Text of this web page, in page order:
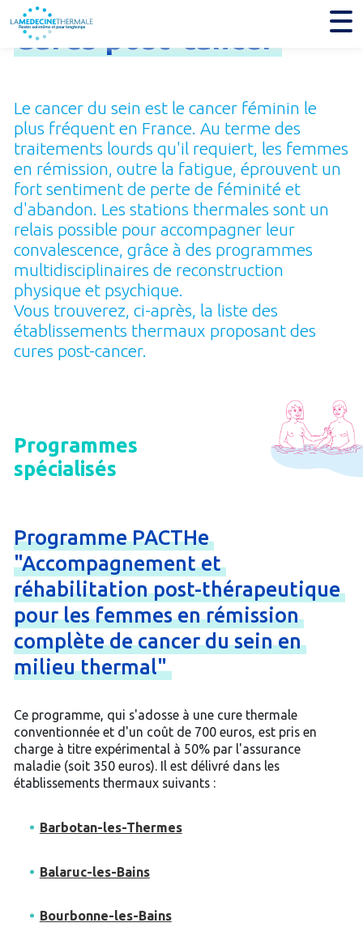
Cures
Le cancer du sein est le cancer féminin le
plus fréquent en France. Au terme des
traitements lourds qu'il requiert, les femmes
en rémission, outre la fatigue, éprouvent un
fort sentiment de perte de féminité et
d'abandon. Les stations thermales sont un
relais possible pour accompagner leur
convalescence, grâce à des programmes
multidisciplinaires de reconstruction
physique et psy­chique.
Vous trouverez, ci-après, la liste des
établissements thermaux proposant des
cures post-cancer.
Programmes
spécialisés
ProgrammePACTHe
"Accompagnementet
réhabilitationpost-thérapeutique
pourlesfemmesenrémission
complètedecancerduseinen
milieuthermal"
Ce programme, qui s'adosse à une cure thermale
conventionnée et d'un coût de 700 euros, est pris en
charge à titre expérimental à 50% par l'assurance
maladie (soit 350 euros). Il est délivré dans les
établissements thermaux suivants :
Barbotan-les-Thermes
Balaruc-les-Bains
Bourbonne-les-Bains